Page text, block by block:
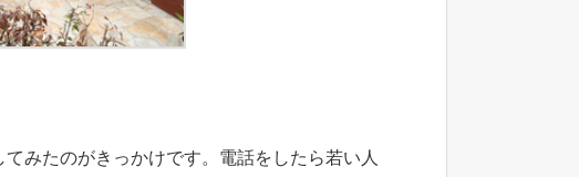
みたのがきっかけです。電話をしたら若い人